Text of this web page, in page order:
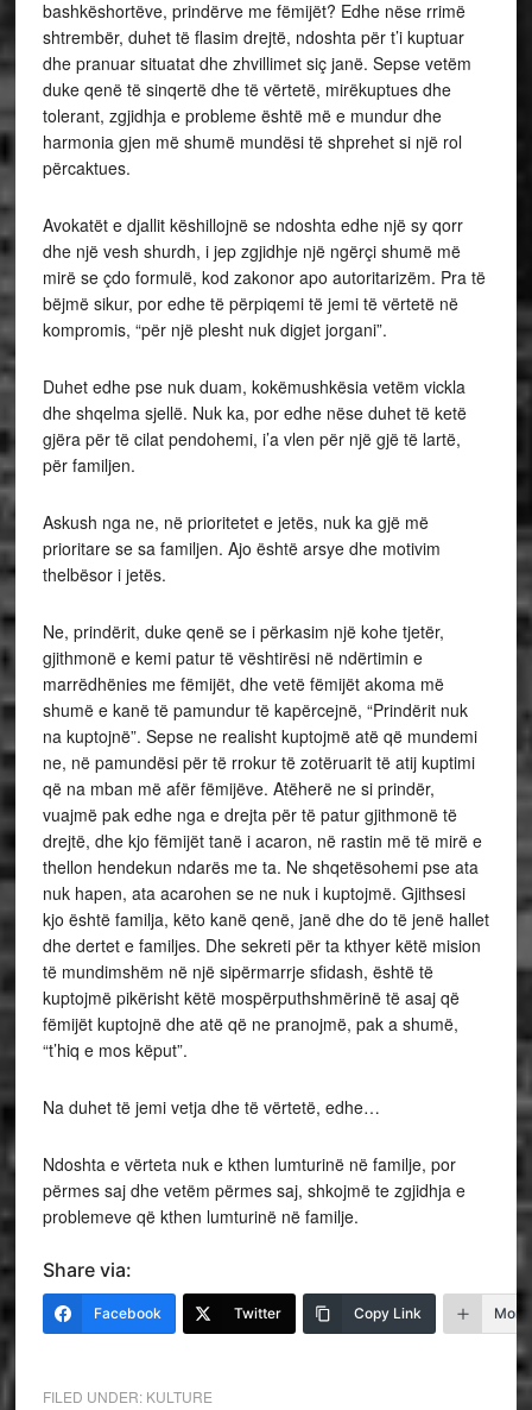
bashkëshortëve, prindërve me fëmijët? Edhe nëse rrimë
shtrembër, duhet të flasim drejtë, ndoshta për t’i kuptuar
dhe pranuar situatat dhe zhvillimet siç janë. Sepse vetëm
duke qenë të sinqertë dhe të vërtetë, mirëkuptues dhe
tolerant, zgjidhja e probleme është më e mundur dhe
harmonia gjen më shumë mundësi të shprehet si një rol
përcaktues.
Avokatët e djallit këshillojnë se ndoshta edhe një sy qorr
dhe një vesh shurdh, i jep zgjidhje një ngërçi shumë më
mirë se çdo formulë, kod zakonor apo autoritarizëm. Pra të
bëjmë sikur, por edhe të përpiqemi të jemi të vërtetë në
kompromis, “për një plesht nuk digjet jorgani”.
Duhet edhe pse nuk duam, kokëmushkësia vetëm vickla
dhe shqelma sjellë. Nuk ka, por edhe nëse duhet të ketë
gjëra për të cilat pendohemi, i’a vlen për një gjë të lartë,
për familjen.
Askush nga ne, në prioritetet e jetës, nuk ka gjë më
prioritare se sa familjen. Ajo është arsye dhe motivim
thelbësor i jetës.
Ne, prindërit, duke qenë se i përkasim një kohe tjetër,
gjithmonë e kemi patur të vështirësi në ndërtimin e
marrëdhënies me fëmijët, dhe vetë fëmijët akoma më
shumë e kanë të pamundur të kapërcejnë, “Prindërit nuk
na kuptojnë”. Sepse ne realisht kuptojmë atë që mundemi
ne, në pamundësi për të rrokur të zotëruarit të atij kuptimi
që na mban më afër fëmijëve. Atëherë ne si prindër,
vuajmë pak edhe nga e drejta për të patur gjithmonë të
drejtë, dhe kjo fëmijët tanë i acaron, në rastin më të mirë e
thellon hendekun ndarës me ta. Ne shqetësohemi pse ata
nuk hapen, ata acarohen se ne nuk i kuptojmë. Gjithsesi
kjo është familja, këto kanë qenë, janë dhe do të jenë hallet
dhe dertet e familjes. Dhe sekreti për ta kthyer këtë mision
të mundimshëm në një sipërmarrje sfidash, është të
kuptojmë pikërisht këtë mospërputhshmërinë të asaj që
fëmijët kuptojnë dhe atë që ne pranojmë, pak a shumë,
“t’hiq e mos këput”.
Na duhet të jemi vetja dhe të vërtetë, edhe…
Ndoshta e vërteta nuk e kthen lumturinë në familje, por
përmes saj dhe vetëm përmes saj, shkojmë te zgjidhja e
problemeve që kthen lumturinë në familje.
Share via:
Facebook Twitter Copy Link More
FILED UNDER: KULTURE